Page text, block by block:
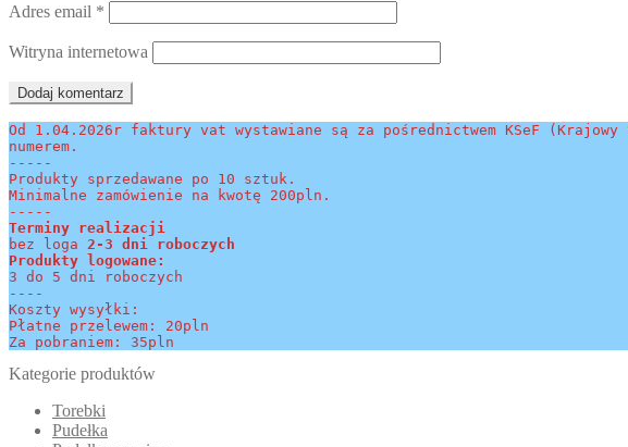
Adres email *
Witryna internetowa
Od 1.04.2026r faktury vat wystawiane są za pośrednictwem KSeF
numerem.
-----
Produkty sprzedawane po 10 sztuk.
Minimalne zamówienie na kwotę 200pln.
-----
Terminy realizacji
bez loga 2-3 dni roboczych
Produkty logowane:
3 do 5 dni roboczych
----
Koszty wysyłki:
Płatne przelewem: 20pln
Za pobraniem: 35pln
Kategorie produktów
Torebki
Pudełka